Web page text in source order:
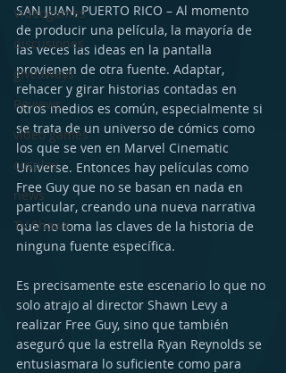
Videogames
discusiones
giveaways
Reviews
video games
cosplay
news
TV Shows
SAN JUAN, PUERTO RICO – Al momento
de producir una película, la mayoría de
las veces las ideas en la pantalla
provienen de otra fuente. Adaptar,
rehacer y girar historias contadas en
otros medios es común, especialmente si
se trata de un universo de cómics como
los que se ven en Marvel Cinematic
Universe. Entonces hay películas como
Free Guy que no se basan en nada en
particular, creando una nueva narrativa
que no toma las claves de la historia de
ninguna fuente específica.
Es precisamente este escenario lo que no
solo atrajo al director Shawn Levy a
realizar Free Guy, sino que también
aseguró que la estrella Ryan Reynolds se
entusiasmara lo suficiente como para